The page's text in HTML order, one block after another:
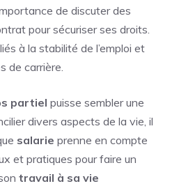
de discuter des
pour sécuriser ses droits.
à la stabilité de l’emploi et
de carrière.
partiel puisse sembler une
divers aspects de la vie, il
salarie prenne en compte
et pratiques pour faire un
travail à sa vie